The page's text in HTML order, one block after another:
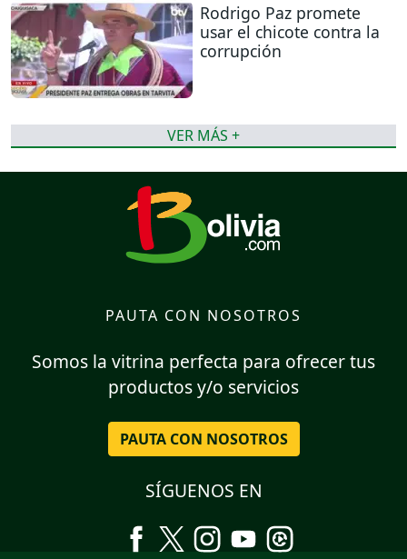
Rodrigo Paz promete
usar el chicote contra la
corrupción
VER MÁS +
PAUTA CON NOSOTROS
Somos la vitrina perfecta para ofrecer tus
productos y/o servicios
PAUTA CON NOSOTROS
SÍGUENOS EN